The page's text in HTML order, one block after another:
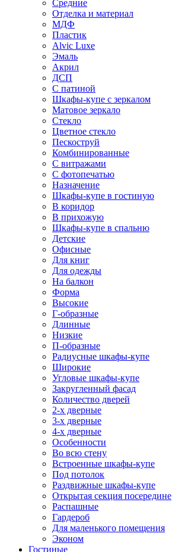
Средние
Отделка и материал
МДФ
Пластик
Alvic Luxe
Эмаль
Акрил
ДСП
С патиной
Шкафы-купе с зеркалом
Матовое зеркало
Стекло
Цветное стекло
Пескоструй
Комбинированные
С витражами
С фотопечатью
Назначение
Шкафы-купе в гостиную
В коридор
В прихожую
Шкафы-купе в спальню
Детские
Офисные
Для книг
Для одежды
На балкон
Форма
Высокие
Г-образные
Длинные
Низкие
П-образные
Радиусные шкафы-купе
Широкие
Угловые шкафы-купе
Закругленный фасад
Количество дверей
2-х дверные
3-х дверные
4-х дверные
Особенности
Во всю стену
Встроенные шкафы-купе
Под потолок
Раздвижные шкафы-купе
Открытая секция посередине
Распашные
Гардероб
Для маленького помещения
Эконом
Гостиные